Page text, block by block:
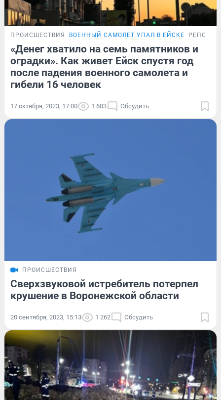
ПРОИСШЕСТВИЯ ВОЕННЫЙ САМОЛЕТ УПАЛ В ЕЙСКЕ
«Денег хватило на семь памятников и
оградки». Как живет Ейск спустя год
после падения военного самолета и
гибели 16 человек
17 октября, 2023, 17:00 1 603 Обсудить
ПРОИСШЕСТВИЯ
Сверхзвуковой истребитель потерпел
крушение в Воронежской области
20 сентября, 2023, 15:13 1 262 Обсудить